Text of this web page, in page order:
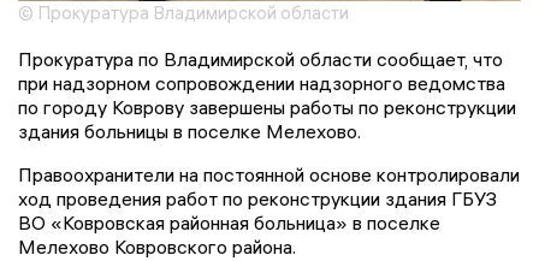
© Прокуратура Владимирской области
Прокуратура по Владимирской области сообщает, что
при надзорном сопровождении надзорного ведомства
по городу Коврову завершены работы по реконструкции
здания больницы в поселке Мелехово.
Правоохранители на постоянной основе контролировали
ход проведения работ по реконструкции здания ГБУЗ
ВО «Ковровская районная больница» в поселке
Мелехово Ковровского района.